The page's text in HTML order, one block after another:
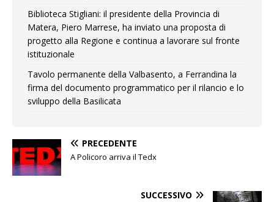
Biblioteca Stigliani: il presidente della Provincia di
Matera, Piero Marrese, ha inviato una proposta di
progetto alla Regione e continua a lavorare sul fronte
istituzionale
Tavolo permanente della Valbasento, a Ferrandina la
firma del documento programmatico per il rilancio e lo
sviluppo della Basilicata
PRECEDENTE
A Policoro arriva il Tedx
SUCCESSIVO